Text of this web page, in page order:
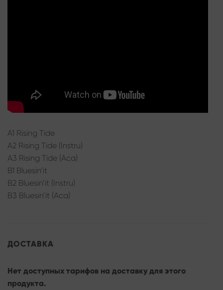
A1 Rising Tide
A2 Rising Tide (Instru)
A3 Rising Tide (Aca)
B1 Bluesin’it
B2 Bluesin’it (Instru)
B3 Bluesin’it (Aca)
ДОСТАВКА
Нет доступных тарифов на доставку для этого
продукта.